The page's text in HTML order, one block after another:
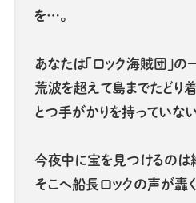
を…。
あなたは「ロック海賊団」の
荒波を超えて島までたどり
とつ手がかりを持っていない
今夜中に宝を見つけるのは
そこへ船長ロックの声が轟く